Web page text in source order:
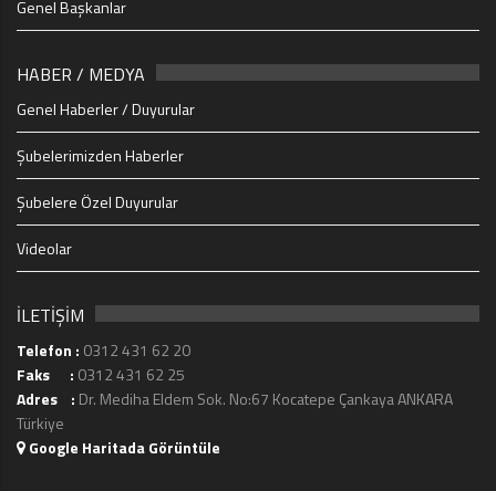
Genel Başkanlar
HABER / MEDYA
Genel Haberler / Duyurular
Şubelerimizden Haberler
Şubelere Özel Duyurular
Videolar
İLETİŞİM
Telefon : 0312 431 62 20
Faks : 0312 431 62 25
Adres : Dr. Mediha Eldem Sok. No:67 Kocatepe Çankaya ANKARA
Türkiye
Google Haritada Görüntüle